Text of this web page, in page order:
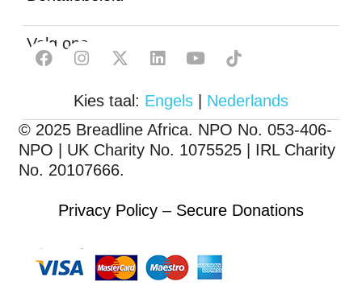
Volg ons
Kies taal: Engels
Nederlands
© 2025 Breadline Africa. NPO No. 053-406-
NPO | UK Charity No. 1075525 | IRL Charity
No. 20107666.
Privacy Policy – Secure Donations